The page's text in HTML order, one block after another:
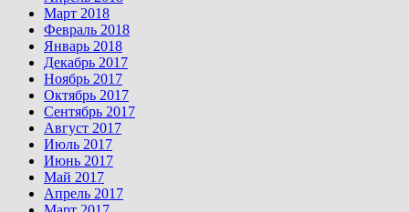
Март 2018
Февраль 2018
Январь 2018
Декабрь 2017
Ноябрь 2017
Октябрь 2017
Сентябрь 2017
Август 2017
Июль 2017
Июнь 2017
Май 2017
Апрель 2017